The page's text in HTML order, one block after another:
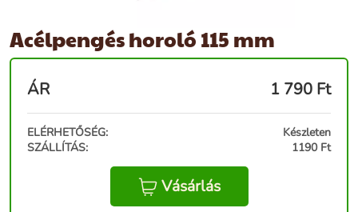
Acélpengés horoló 115 mm
ÁR 1 790 Ft
ELÉRHETŐSÉG:
Készleten
SZÁLLÍTÁS:
1190 Ft
Vásárlás